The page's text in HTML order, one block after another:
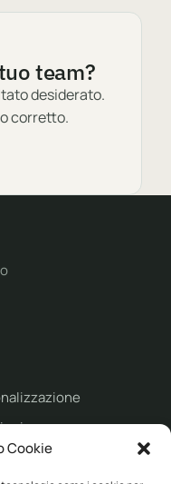
Cookie
team?
desiderato.
corretto.